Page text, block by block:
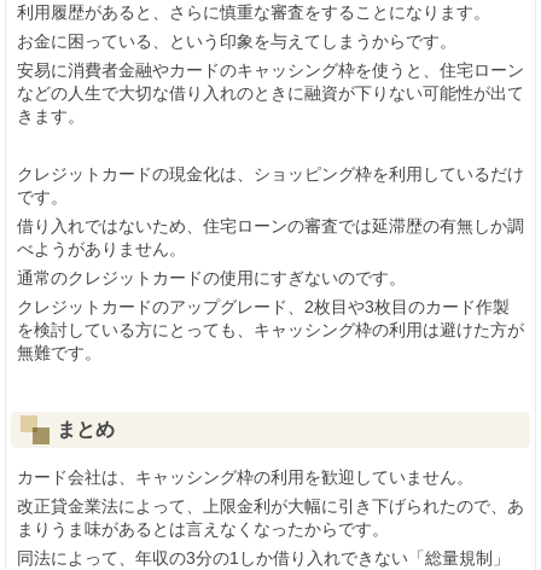
利用履歴があると、さらに慎重な審査をすることになります。
お金に困っている、という印象を与えてしまうからです。
安易に消費者金融やカードのキャッシング枠を使うと、住宅ローン
などの人生で大切な借り入れのときに融資が下りない可能性が出て
きます。
クレジットカードの現金化は、ショッピング枠を利用しているだけ
です。
借り入れではないため、住宅ローンの審査では延滞歴の有無しか調
べようがありません。
通常のクレジットカードの使用にすぎないのです。
クレジットカードのアップグレード、2枚目や3枚目のカード作製
を検討している方にとっても、キャッシング枠の利用は避けた方が
無難です。
まとめ
カード会社は、キャッシング枠の利用を歓迎していません。
改正貸金業法によって、上限金利が大幅に引き下げられたので、あ
まりうま味があるとは言えなくなったからです。
同法によって、年収の3分の1しか借り入れできない「総量規制」